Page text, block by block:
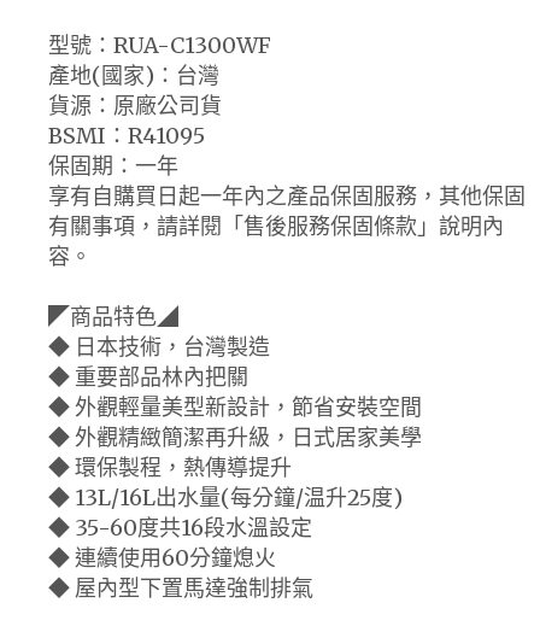
型號：RUA-C1300WF
產地(國家)：台灣
貨源：原廠公司貨
BSMI：R41095
保固期：一年
享有自購買日起一年內之產品保固服務，其他保固
有關事項，請詳閱「售後服務保固條款」說明內
容。
◤商品特色◢
◆ 日本技術，台灣製造
◆ 重要部品林內把關
◆ 外觀輕量美型新設計，節省安裝空間
◆ 外觀精緻簡潔再升級，日式居家美學
◆ 環保製程，熱傳導提升
◆ 13L/16L出水量(每分鐘/温升25度)
◆ 35-60度共16段水溫設定
◆ 連續使用60分鐘熄火
◆ 屋內型下置馬達強制排氣